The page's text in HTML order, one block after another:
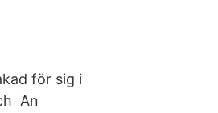
för sig i
An